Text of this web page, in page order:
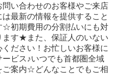
問い合わせのお客様やご来店
最新の情報を提供すること
☆初期費用の分割払いにも対
ます★また、保証人のいない
ください！お忙しいお客様に
ービス♪いつでも首都圏全域
ご案内☆どんなことでもご相